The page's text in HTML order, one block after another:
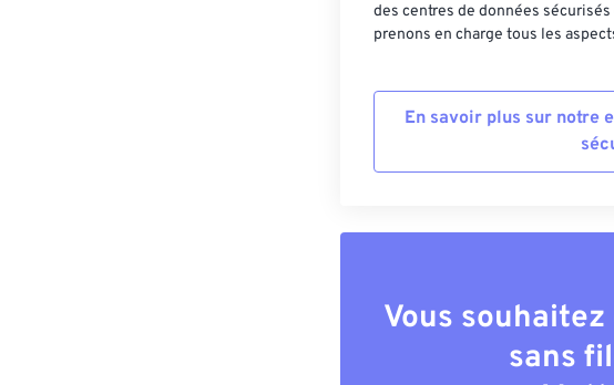
des centres de données
prenons en charge tous les
En savoir plus sur notre
Vous
sans